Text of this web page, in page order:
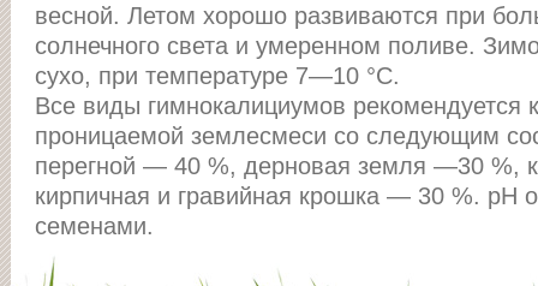
весной. Летом хорошо развиваются при
солнечного света и умеренном поливе.
сухо, при температуре 7—10 °С.
Все виды гимнокалициумов рекомендуется
проницаемой землесмеси со следующим
перегной — 40 %, дерновая земля —30 %,
кирпичная и гравийная крошка — 30 %. рН
семенами.